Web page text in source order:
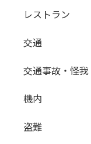
レストラン
交通
交通事故・怪我
機内
盗難